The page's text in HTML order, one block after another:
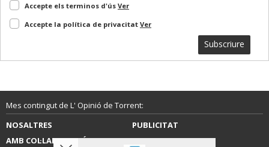
Accepte els terminos d'ús Ver
Accepte la política de privacitat Ver
Subscriure
Mes contingut de L' Opinió de Torrent:
NOSALTRES
PUBLICITAT
AMB COL·LABORACIÓ DE LA
CONTACTE